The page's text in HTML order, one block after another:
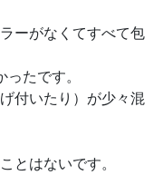
ーがなくてすべて包
たです。
付いたり）が少々混
とはないです。